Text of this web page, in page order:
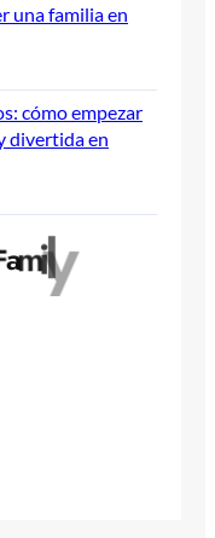
una familia en
cómo empezar
divertida en
amily